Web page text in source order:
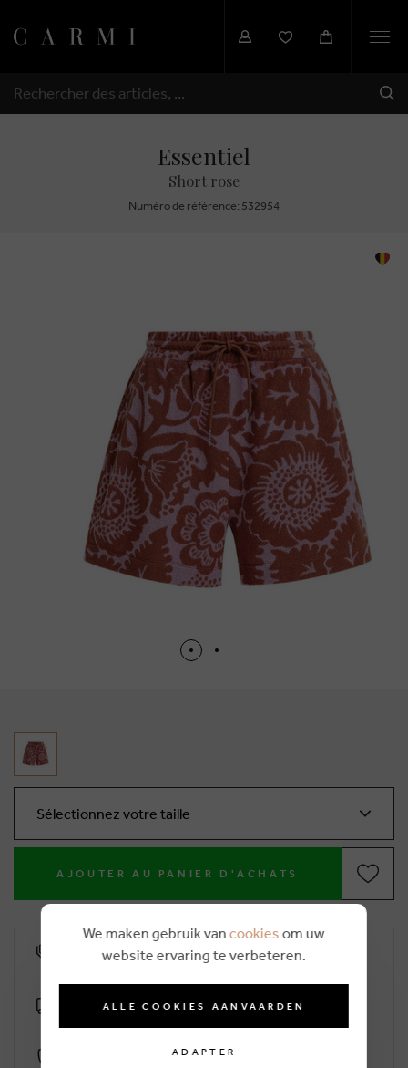
RECHERCHER
Essentiel
Short rose
Numéro de réfèrence: 532954
Sélectionnez votre taille
AJOUTER AU PANIER D'ACHATS
10% remise de fidélité
Livraison gratuite dès €50 (2-4 jours ouvrables)
Paiement sécurisé par Worldline
We maken gebruik van cookies om uw
website ervaring te verbeteren.
ALLE COOKIES AANVAARDEN
ADAPTER